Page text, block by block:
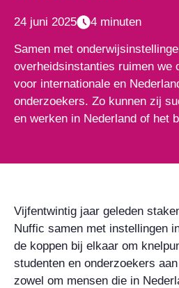
24 juni 2025 4 minuten
Samen met
overheidsinstanties ruimen we
voor internationale en
onderzoekers. Zo kunnen zij
en werken in Nederland of het
Vijfentwintig jaar geleden
Nuffic samen met instellingen
de koppen bij elkaar om
studenten en onderzoekers
zowel om mensen die in